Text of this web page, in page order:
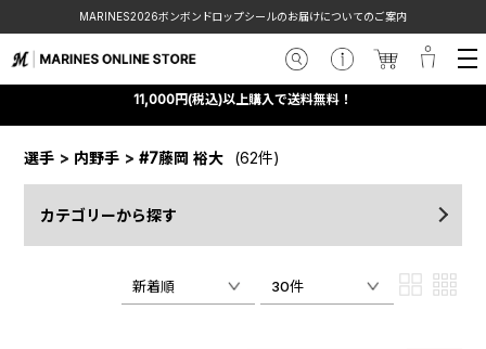
MARINES2026ボンボンドロップシールのお届けについてのご案内
11,000円(税込)以上購入で送料無料！
選手 > 内野手 >#7藤岡 裕大 (62件)
カテゴリーから探す
新着順 30件